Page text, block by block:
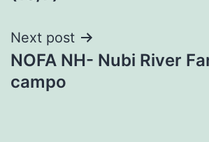
Next post
NOFA NH- Nubi River
campo